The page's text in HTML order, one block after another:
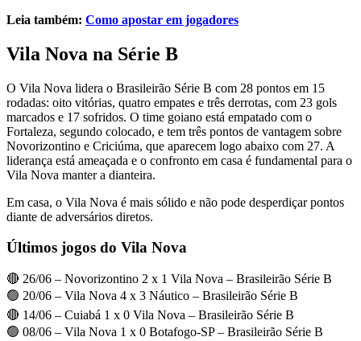
Leia também: Como apostar em jogadores
Vila Nova na Série B
O Vila Nova lidera o Brasileirão Série B com 28 pontos em 15
rodadas: oito vitórias, quatro empates e três derrotas, com 23 gols
marcados e 17 sofridos. O time goiano está empatado com o
Fortaleza, segundo colocado, e tem três pontos de vantagem sobre
Novorizontino e Criciúma, que aparecem logo abaixo com 27. A
liderança está ameaçada e o confronto em casa é fundamental para o
Vila Nova manter a dianteira.
Em casa, o Vila Nova é mais sólido e não pode desperdiçar pontos
diante de adversários diretos.
Últimos jogos do Vila Nova
🔴 26/06 – Novorizontino 2 x 1 Vila Nova – Brasileirão Série B
🟢 20/06 – Vila Nova 4 x 3 Náutico – Brasileirão Série B
🔴 14/06 – Cuiabá 1 x 0 Vila Nova – Brasileirão Série B
🟢 08/06 – Vila Nova 1 x 0 Botafogo-SP – Brasileirão Série B